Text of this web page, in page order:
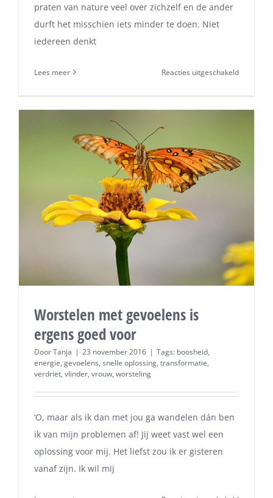
praten van nature veel over zichzelf en de ander
durft het misschien iets minder te doen. Niet
iedereen denkt
Lees meer Reacties uitgeschakeldvoor
nee?
Worstelen met gevoelens is
ergens goed voor
DoorTanja | 23 november 2016 | Tags: boosheid,
energie, gevoelens, snelle oplossing, transformatie,
verdriet, vlinder, vrouw, worsteling
‘O, maar als ik dan met jou ga wandelen dán ben
ik van mijn problemen af! Jij weet vast wel een
oplossing voor mij. Het liefst zou ik er gisteren
vanaf zijn. Ik wil mij